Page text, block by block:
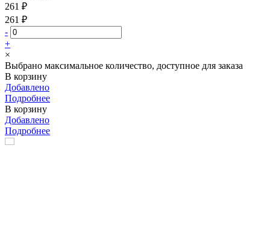
261 ₽
261 ₽
-
+
×
Выбрано максимальное количество, доступное для заказа
В корзину
Добавлено
Подробнее
В корзину
Добавлено
Подробнее